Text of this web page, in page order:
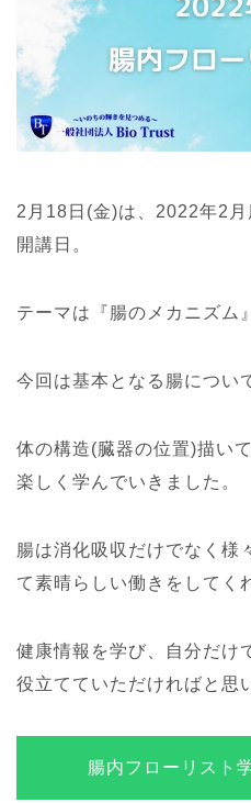
2月18日(金)は、2022年2
開講日。
テーマは『腸のメカニズム』
今回は基本となる腸につい
体の構造(臓器の位置)描い
楽しく学んでいきました。
腸は消化吸収だけでなく様
て素晴らしい働きをしてく
健康情報を学び、自分だけ
役立てていただければと思
腸内フローリスト